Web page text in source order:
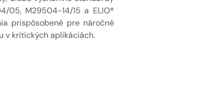
05, M29504-14/15 a ELIO®
prispôsobené pre náročné
v kritických aplikáciách.